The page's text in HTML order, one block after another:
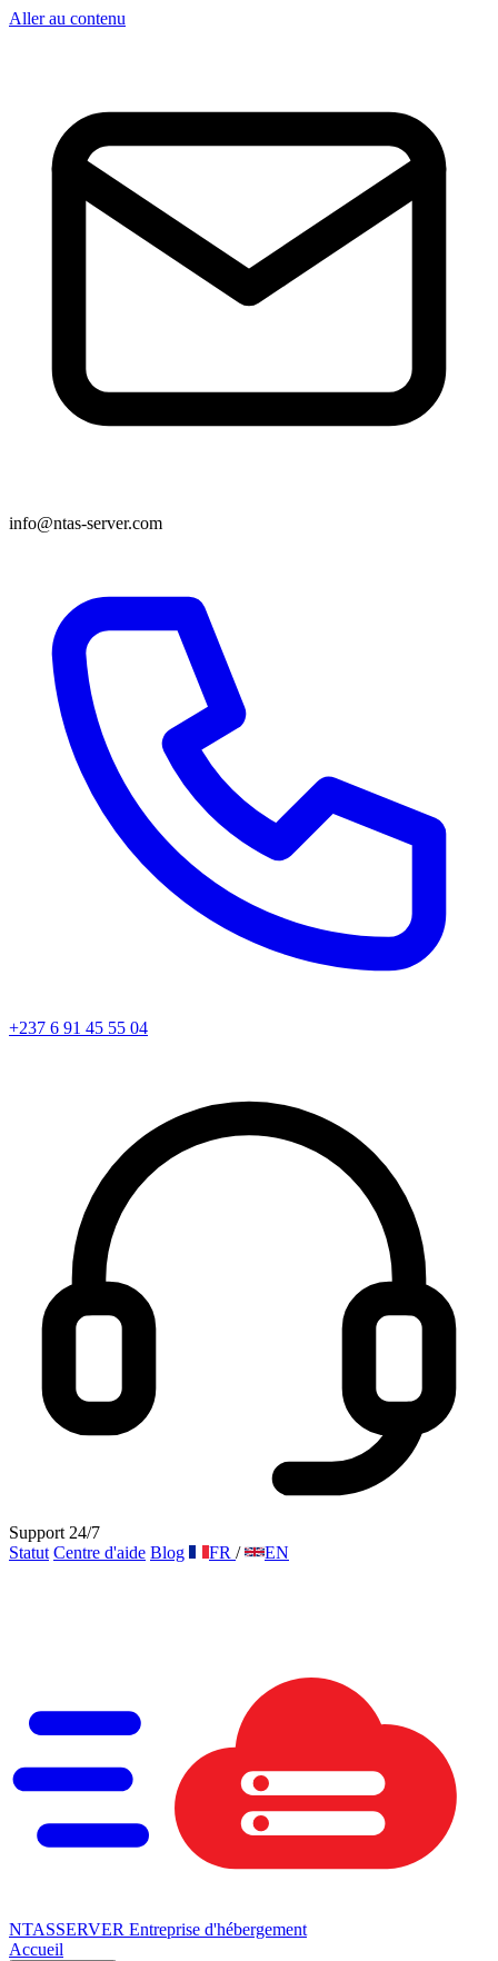
Aller au contenu
info@ntas-server.com
+237 6 91 45 55 04
Support 24/7
Statut Centre d'aide Blog FR / EN
NTASSERVER Entreprise d'hébergement
Accueil